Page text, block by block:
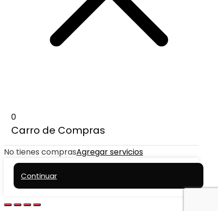
0
Carro de Compras
No tienes comprasAgregar servicios
Continuar